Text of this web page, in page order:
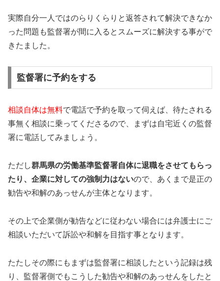
実際自分一人ではのらりくらりと返答されて解決できなか
った問題も監督署が間に入るとスムーズに解決する事がで
きたました。
監督署に予約をする
相談自体は無料で電話で予約を取って伺えば、待たされる
事無く相談に乗ってくださるので、まずは自宅近くの監督
署に電話してみましょう。
ただし群馬県の労働基準監督署自体に退職をさせてもらっ
たり、企業に対しての強制力はないので、あくまで是正の
勧告や和解のあっせんが主体となります。
その上で企業側が勧告などに従わない場合には弁護士にご
相談いただいて訴訟や和解を目指す事となります。
たたしその際にもまずは監督署に相談したという記録は残
り、監督署側でもこうした勧告や和解のあっせんをしたと